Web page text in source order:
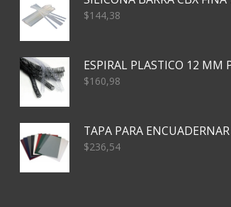
$144,38
$160,98
$236,54